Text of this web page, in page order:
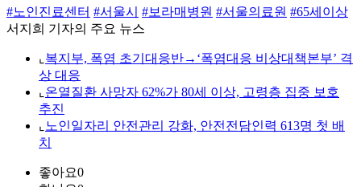
#노인진료센터 #서울시 #보라매병원 #서울의료원 #65세이상
서지희 기자의 주요 뉴스
⌞ 복지부, 폭염 초기대응반→‘폭염대응 비상대책본부’ 격
상 대응
⌞ 온열질환 사망자 62%가 80세 이상, 고령층 집중 보호
추진
⌞ 노인일자리 안전관리 강화, 안전전담인력 613명 첫 배
치
좋아요0